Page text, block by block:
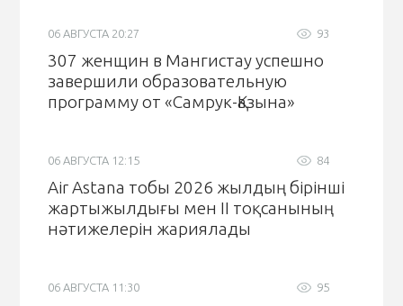
93
06 АВГУСТА 20:27
307 женщин в Мангистау успешно
завершили образовательную
программу от «Самрук-Қазына»
84
06 АВГУСТА 12:15
Air Astana тобы 2026 жылдың бірінші
жартыжылдығы мен II тоқсанының
нәтижелерін жариялады
95
06 АВГУСТА 11:30